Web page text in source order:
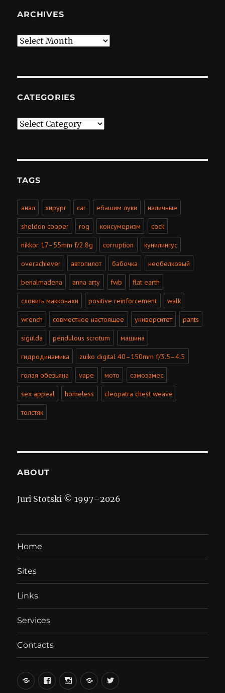
ARCHIVES
Archives
CATEGORIES
Categories
TAGS
анал хирург car ебашим луки наличные
sheldon cooper rog консумеризм cock
nikkor 17–55mm f/2.8g corruption кунилингус
overachiever автопилот бабочка необелковый
benalmadena anna arty fwb flat earth
словить макконахи positive reinforcement walk
wrench совместное настоящее университет pants
sigulda pendulous scrotum машина
гидродинамика zuiko digital 40–150mm f/3.5–4.5
голая обезьяна vape мото самозамес
sex appeal homeless cleopatra chest weave
толстяк
ABOUT
Juri Stotski © 1997–2026
Home
Sites
Links
Services
Contacts
вКонтакте
FacebookInstagramLiveJournal
Twitter